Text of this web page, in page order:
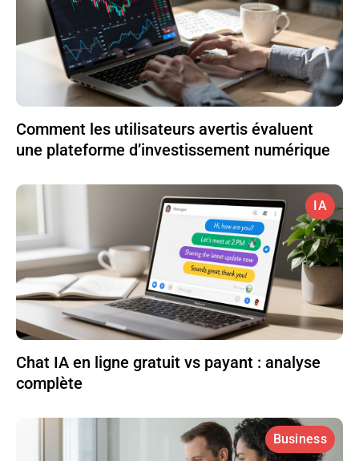
Comment les utilisateurs avertis évaluent
une plateforme d’investissement numérique
IA
Chat IA en ligne gratuit vs payant : analyse
complète
Business